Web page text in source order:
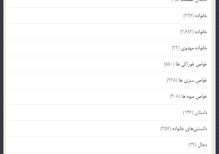
خانواده (227)
خانواده (2,682)
خانواده مهدوی (22)
خواص خوراکی ها (550)
خواص سبزی ها (228)
خواص میوه ها (308)
داستان(146)
دانستنی‌های خانواده (357)
دجال (29)